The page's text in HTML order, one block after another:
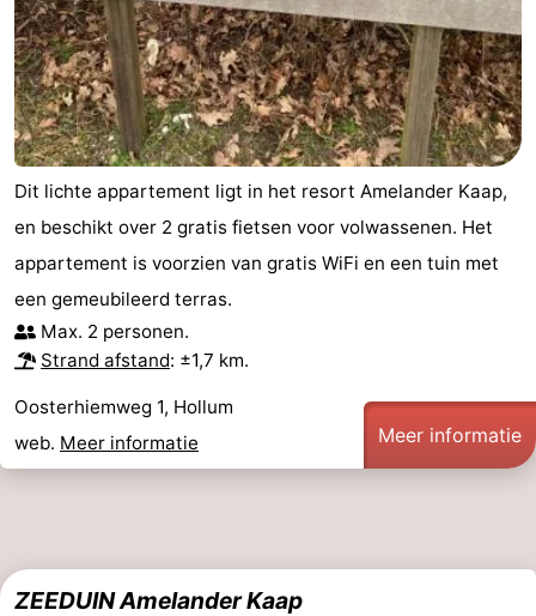
drinken
Vuurtoren
Evenementen
Praktisch
Forum
-
Boot
Waddenhoppen
Reisboekenwinkel
Nieuws
adressen
Regio
Dit lichte appartement ligt in het resort Amelander Kaap,
en beschikt over 2 gratis fietsen voor volwassenen. Het
appartement is voorzien van gratis WiFi en een tuin met
een gemeubileerd terras.
Max. 2 personen.
Strand afstand: ±1,7 km.
Oosterhiemweg 1, Hollum
web. Meer informatie Meer informatie
ZEEDUIN Amelander Kaap